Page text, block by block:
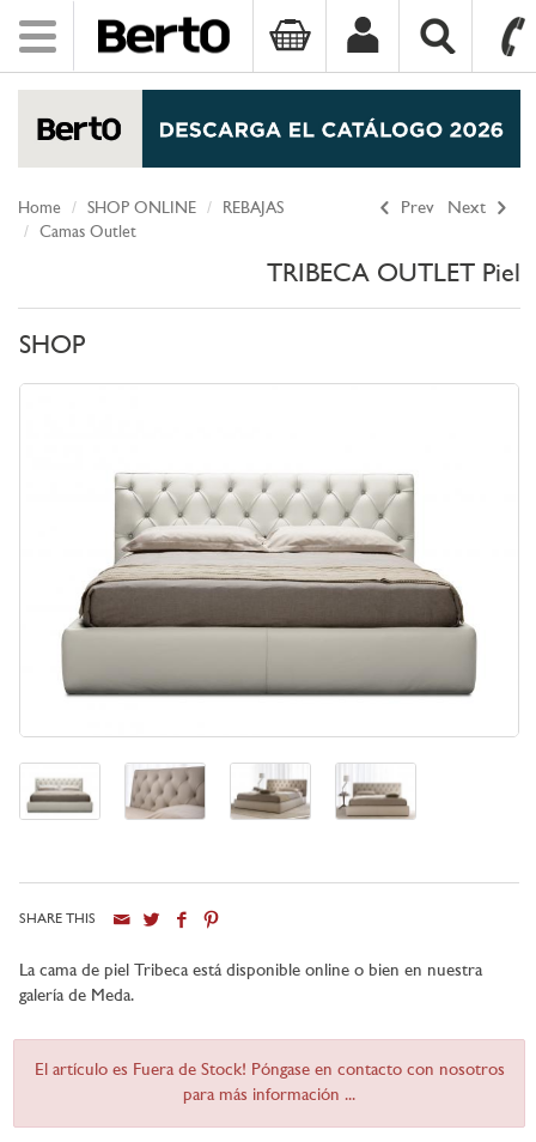
Toggle
navigation
Prev Next
Home SHOP ONLINE
REBAJAS
Camas Outlet
TRIBECA OUTLET Piel
SHOP
SHARE THIS
La cama de piel Tribeca está disponible online o bien en nuestra
galería de Meda.
El artículo es Fuera de Stock! Póngase en contacto con nosotros
para más información ...